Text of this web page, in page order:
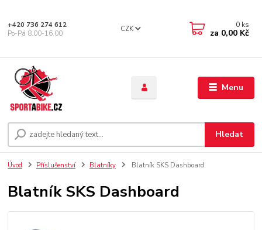
Menu
CZK
Hledat
+420 736 274 612
Po-Pá 8.00-16.00
0 ks
za 0,00 Kč
Úvod Příslušenství Blatníky Blatník SKS Dashboard
Blatník SKS Dashboard